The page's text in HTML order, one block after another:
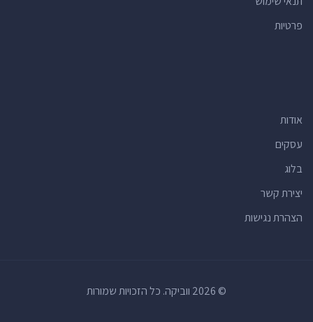
פרטיות
אודות
עסקים
בלוג
יצירת קשר
הצהרת נגישות
© 2026 ווביקה. כל הזכויות שמורות